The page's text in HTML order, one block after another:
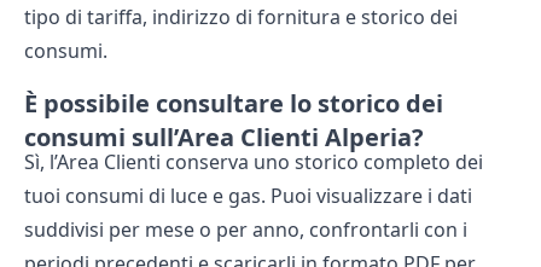
tipo di tariffa, indirizzo di fornitura e storico dei
consumi.
È possibile consultare lo storico dei
consumi sull’Area Clienti Alperia?
Sì, l’Area Clienti conserva uno storico completo dei
tuoi consumi di luce e gas. Puoi visualizzare i dati
suddivisi per mese o per anno, confrontarli con i